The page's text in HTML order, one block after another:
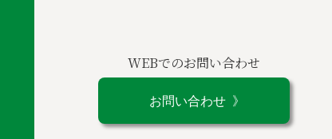
WEBでのお問い合わせ
お問い合わせ 》